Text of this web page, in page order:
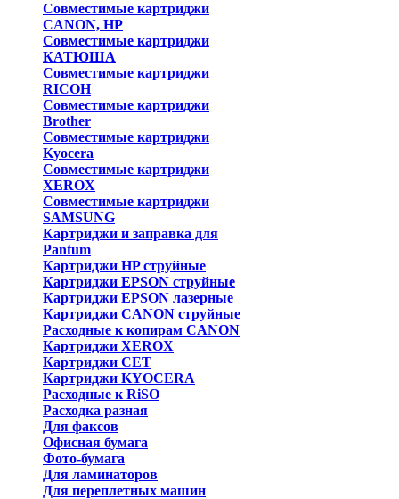
Совместимые картриджи
CANON, HP
Совместимые картриджи
КАТЮША
Совместимые картриджи
RICOH
Совместимые картриджи
Brother
Совместимые картриджи
Kyocera
Совместимые картриджи
XEROX
Совместимые картриджи
SAMSUNG
Картриджи и заправка для
Pantum
Картриджи HP струйные
Картриджи EPSON струйные
Картриджи EPSON лазерные
Картриджи CANON струйные
Расходные к копирам CANON
Картриджи XEROX
Картриджи CET
Картриджи KYOCERA
Расходные к RiSO
Расходка разная
Для факсов
Офисная бумага
Фото-бумага
Для ламинаторов
Для переплетных машин